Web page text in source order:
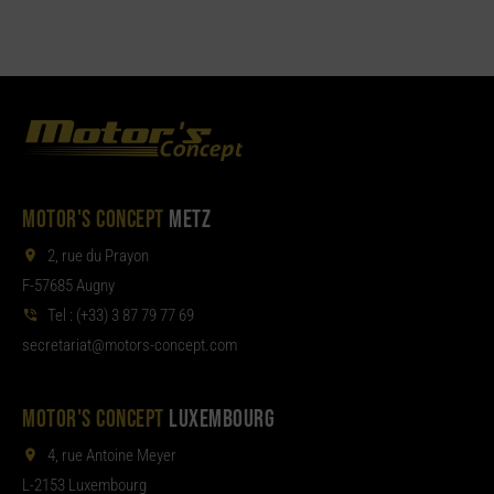
MOTOR'S CONCEPT METZ
2, rue du Prayon
F-57685 Augny
Tel : (+33) 3 87 79 77 69
moc.tpecnoc-sro
tom@tair
aterces
MOTOR'S CONCEPT LUXEMBOURG
4, rue Antoine Meyer
L-2153 Luxembourg